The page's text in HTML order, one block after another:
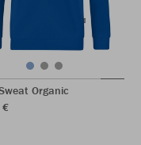
Organic
€